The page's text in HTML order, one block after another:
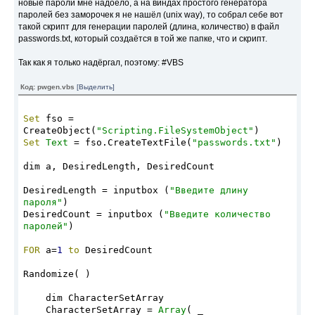
(objFolderItem.Path
&"\Microsoft\Signatures\newcompany.htm",
ForReading, False)
strTextFile = objTextFile.ReadAll
objRegExp.Pattern = "Должность"
например: Системный администратор"
strTextFile =
objRegExp.Replace(strTextFile,strTitle)
Set objTextFile =
objFso.OpenTextFile(objFolderItem.Path
& "\Microsoft\Signatures\newcompany.htm"
ForWriting, False)
objTextFile.Write strTextFile
objTextFile.Close
'Re Должность'
Set objTextFile = objFSO.OpenTextFile
(objFolderItem.Path
& "\Microsoft\Signatures\recompany.htm"
ForReading,
strTextFile = objTextFile.ReadAll
objTextFile.Close
objRegExp.Pattern = "Должность"
[DateTime]$DateBefore=(Get-
Date).AddDays(1).Date, [DateTime]$DateAfter=
(Get-Date).Date, $ReportFileName)
Function Show-Help.   Выыодит на экран первый
заданного в качестве
параметра вызова.
Полное имя скрипта, чей первый блочный
Function Show-Help ($ScriptFullName){
if ($ScriptFullName) {
switch -file $ScriptFullName {
$_;$IsHelpLine=$true;continue}
$_;$IsHelpLine=$false;break}
{$IsHelpLine}        {Write-Host $_;}
новые пароли мне надоело, а на виндах простого генератора
паролей без заморочек я не нашёл (unix way), то собрал себе вот
такой скрипт для генерации паролей (длина, количество) в файл
passwords.txt, который создаётся в той же папке, что и скрипт.
Так как я только надёргал, поэтому: #VBS
Код: pwgen.vbs[Выделить]
Set fso =
CreateObject( "Scripting.FileSystemObject" )
Set Text = fso.CreateTextFile( "passwords.txt" )
dim a, DesiredLength, DesiredCount
DesiredLength = inputbox ( "Введите длину
пароля" )
DesiredCount = inputbox ( "Введите количество
паролей" )
FOR a=1 to DesiredCount
Randomize( )
dim CharacterSetArray
CharacterSetArray = Array( _